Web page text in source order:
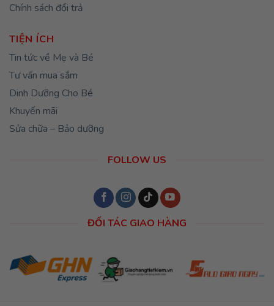
Chính sách đổi trả
TIỆN ÍCH
Tin tức về Mẹ và Bé
Tư vấn mua sắm
Dinh Dưỡng Cho Bé
Khuyến mãi
Sửa chữa – Bảo dưỡng
FOLLOW US
ĐỐI TÁC GIAO HÀNG